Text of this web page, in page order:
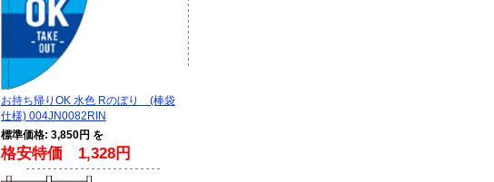
お持ち帰りOK 水色 Rのぼり (棒袋
仕様) 004JN0082RIN
標準価格: 3,850円 を
格安特価 1,328円